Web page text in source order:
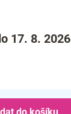
17. 8. 2026